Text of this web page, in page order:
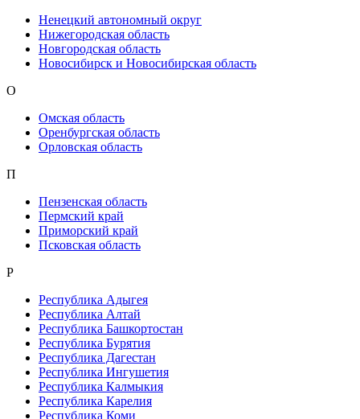
Ненецкий автономный округ
Нижегородская область
Новгородская область
Новосибирск и Новосибирская область
О
Омская область
Оренбургская область
Орловская область
П
Пензенская область
Пермский край
Приморский край
Псковская область
Р
Республика Адыгея
Республика Алтай
Республика Башкортостан
Республика Бурятия
Республика Дагестан
Республика Ингушетия
Республика Калмыкия
Республика Карелия
Республика Коми